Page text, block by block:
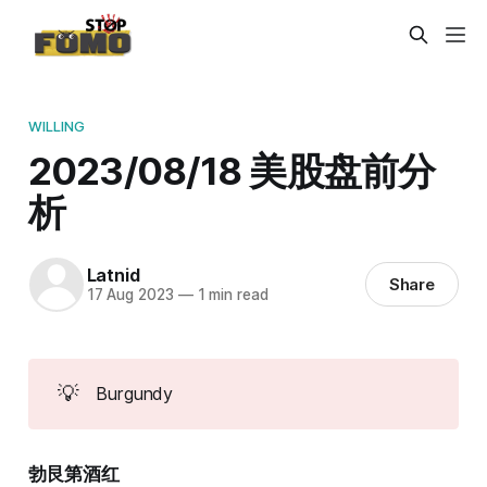
WILLING
2023/08/18 美股盘前分
析
Latnid
17 Aug 2023 —1 min read Share
💡 Burgundy
勃艮第酒红